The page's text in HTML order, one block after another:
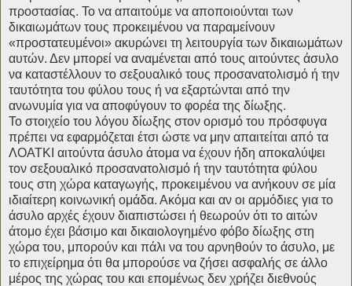
προστασίας. Το να απαιτούμε να αποποιούνται των
δικαιωμάτων τους προκειμένου να παραμείνουν
«προστατευμένοι» ακυρώνει τη λειτουργία των δικαιωμάτων
αυτών. Δεν μπορεί να αναμένεται από τους αιτούντες άσυλο
να καταστέλλουν το σεξουαλικό τους προσανατολισμό ή την
ταυτότητα του φύλου τους ή να εξαρτώνται από την
ανωνυμία για να αποφύγουν το φορέα της δίωξης.
Το στοιχείο του λόγου δίωξης στον ορισμό του πρόσφυγα
πρέπει να εφαρμόζεται έτσι ώστε να μην απαιτείται από τα
ΛΟΑΤΚΙ αιτούντα άσυλο άτομα να έχουν ήδη αποκαλύψει
τον σεξουαλικό προσανατολισμό ή την ταυτότητα φύλου
τους στη χώρα καταγωγής, προκειμένου να ανήκουν σε μία
ιδιαίτερη κοινωνική ομάδα. Ακόμα και αν οι αρμόδιες για το
άσυλο αρχές έχουν διαπιστώσει ή θεωρούν ότι το αιτών
άτομο έχει βάσιμο και δικαιολογημένο φόβο δίωξης στη
χώρα του, μπορούν και πάλι να του αρνηθούν το άσυλο, με
το επιχείρημα ότι θα μπορούσε να ζήσει ασφαλής σε άλλο
μέρος της χώρας του και επομένως δεν χρήζει διεθνούς